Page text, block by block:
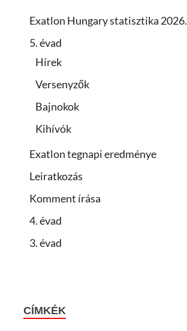
Exatlon Hungary statisztika 2026.
5. évad
Hírek
Versenyzők
Bajnokok
Kihívók
Exatlon tegnapi eredménye
Leiratkozás
Komment írása
4. évad
3. évad
CÍMKÉK